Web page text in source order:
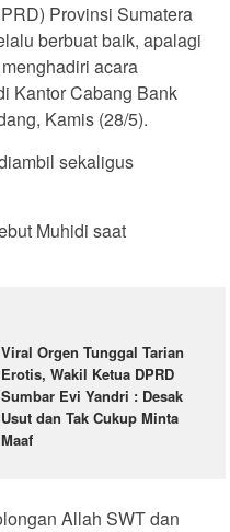
Provinsi Sumatera
berbuat baik, apalagi
acara
Kantor Cabang Bank
Kamis (28/5).
sekaligus
Muhidi saat
Viral Orgen Tunggal Tarian
Erotis, Wakil Ketua DPRD
Sumbar Evi Yandri : Desak
Usut dan Tak Cukup Minta
Maaf
Allah SWT dan